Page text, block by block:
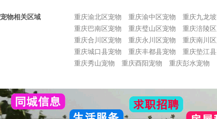
宠物相关区域 重庆渝北区宠物 重庆渝中区宠物
重庆九龙
重庆巴南区宠物
重庆璧山区宠物
重庆涪陵
重庆合川区宠物
重庆永川区宠物
重庆南川
重庆城口县宠物
重庆丰都县宠物
重庆垫江
重庆秀山宠物
重庆酉阳宠物 重庆彭水宠物